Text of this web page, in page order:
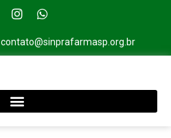
contato@sinprafarmasp.org.br